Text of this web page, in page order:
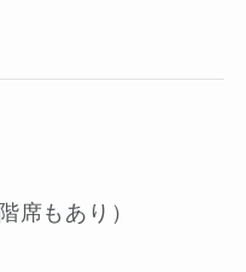
席もあり）